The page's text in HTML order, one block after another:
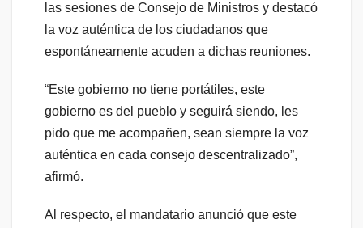
las sesiones de Consejo de Ministros y destacó
la voz auténtica de los ciudadanos que
espontáneamente acuden a dichas reuniones.
“Este gobierno no tiene portátiles, este
gobierno es del pueblo y seguirá siendo, les
pido que me acompañen, sean siempre la voz
auténtica en cada consejo descentralizado”,
afirmó.
Al respecto, el mandatario anunció que este